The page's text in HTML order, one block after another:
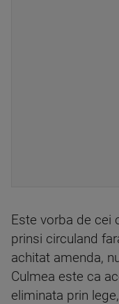
Este vorba de cei
prinsi circuland
achitat amenda,
Culmea este ca
eliminata prin